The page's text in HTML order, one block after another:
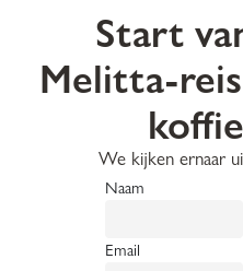
Start
Melitta-
We kijken ernaar
Naam
Email